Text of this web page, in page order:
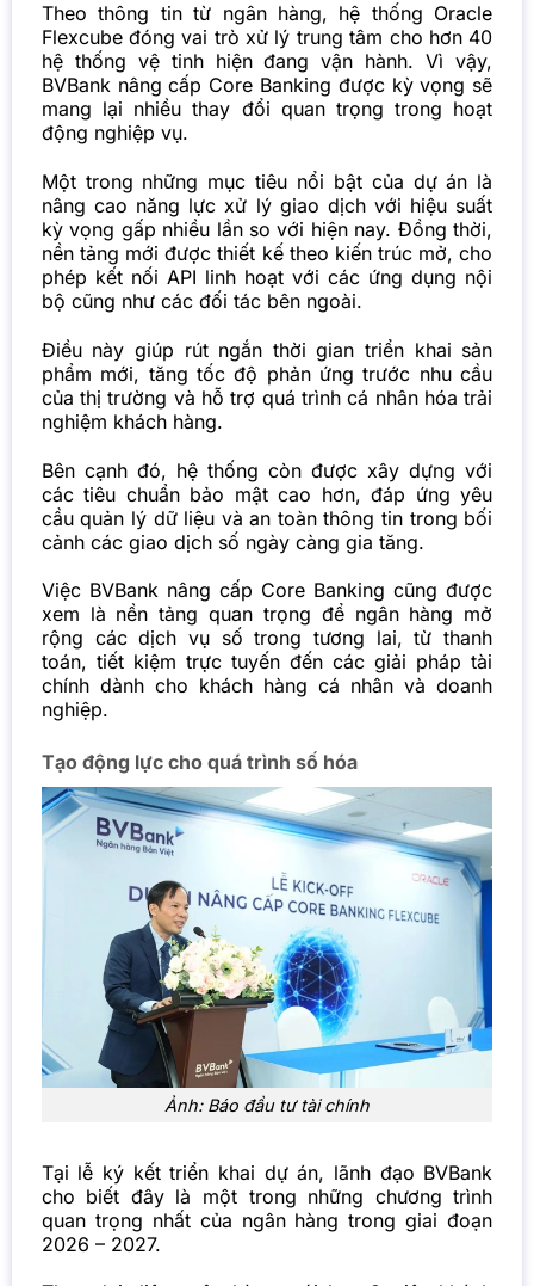
Theo thông tin từ ngân hàng, hệ thống Oracle
Flexcube đóng vai trò xử lý trung tâm cho hơn 40
hệ thống vệ tinh hiện đang vận hành. Vì vậy,
BVBank nâng cấp Core Banking được kỳ vọng sẽ
mang lại nhiều thay đổi quan trọng trong hoạt
động nghiệp vụ.
Một trong những mục tiêu nổi bật của dự án là
nâng cao năng lực xử lý giao dịch với hiệu suất
kỳ vọng gấp nhiều lần so với hiện nay. Đồng thời,
nền tảng mới được thiết kế theo kiến trúc mở, cho
phép kết nối API linh hoạt với các ứng dụng nội
bộ cũng như các đối tác bên ngoài.
Điều này giúp rút ngắn thời gian triển khai sản
phẩm mới, tăng tốc độ phản ứng trước nhu cầu
của thị trường và hỗ trợ quá trình cá nhân hóa trải
nghiệm khách hàng.
Bên cạnh đó, hệ thống còn được xây dựng với
các tiêu chuẩn bảo mật cao hơn, đáp ứng yêu
cầu quản lý dữ liệu và an toàn thông tin trong bối
cảnh các giao dịch số ngày càng gia tăng.
Việc BVBank nâng cấp Core Banking cũng được
xem là nền tảng quan trọng để ngân hàng mở
rộng các dịch vụ số trong tương lai, từ thanh
toán, tiết kiệm trực tuyến đến các giải pháp tài
chính dành cho khách hàng cá nhân và doanh
nghiệp.
Tạo động lực cho quá trình số hóa
Ảnh: Báo đầu tư tài chính
Tại lễ ký kết triển khai dự án, lãnh đạo BVBank
cho biết đây là một trong những chương trình
quan trọng nhất của ngân hàng trong giai đoạn
2026 – 2027.